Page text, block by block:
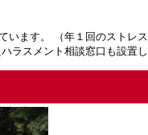
います。 （年１回のストレ
ラスメント相談窓口も設置し